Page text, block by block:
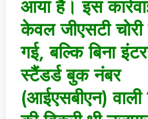
आया है। इस
केवल जीएसटी
गई, बल्कि बिना
स्टैंडर्ड बुक नंबर
(आईएसबीएन) वाली